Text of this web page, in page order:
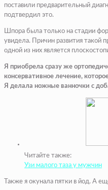
поставили предварительный
подтвердил это.
Шпора была только на стадии
увидела. Причин развития такой
одной из них является
Я приобрела сразу же
консервативное лечение,
Я делала ножные ванночки с
Читайте также:
Узи малого таза у мужчин
Также я окунала пятки в йод. А